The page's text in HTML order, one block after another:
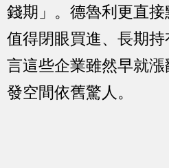
錢期」。德魯利更直
值得閉眼買進、長期
言這些企業雖然早就
發空間依舊驚人。